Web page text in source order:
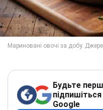
Будьте
Google